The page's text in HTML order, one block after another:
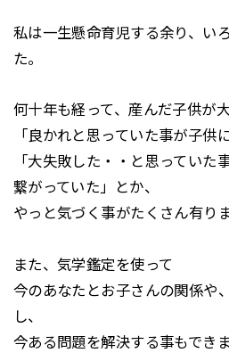
私は一生懸命育児する余り、い
た。
何十年も経って、産んだ子供が大
「良かれと思っていた事が子供
「大失敗した・・と思っていた
繋がっていた」とか、
やっと気づく事がたくさん有りま
また、気学鑑定を使って
今のあなたとお子さんの関係や
し、
今ある問題を解決する事もできま